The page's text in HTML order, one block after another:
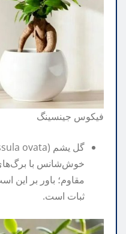
فیکوس جینسینگ
خوش‌شانس با
مقاوم؛ باور بر این
ثبات است.